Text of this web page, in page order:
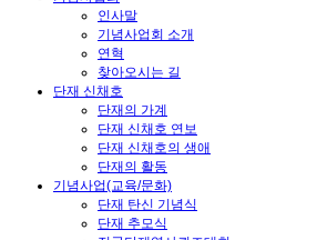
인사말
기념사업회 소개
연혁
찾아오시는 길
단재 신채호
단재의 가계
단재 신채호 연보
단재 신채호의 생애
단재의 활동
기념사업(교육/문화)
단재 탄신 기념식
단재 추모식